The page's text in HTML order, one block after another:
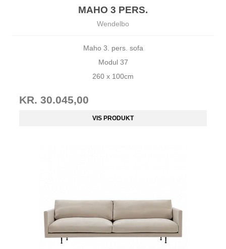
MAHO 3 PERS.
Wendelbo
Maho 3. pers. sofa
Modul 37
260 x 100cm
KR. 30.045,00
VIS PRODUKT